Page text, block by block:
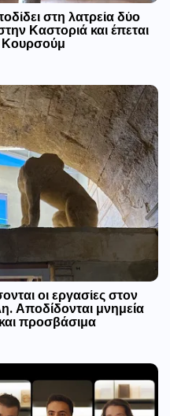
στη λατρεία δύο
Καστοριά και έπεται
Κουρσούμ
οι εργασίες στον
Αποδίδονται μνημεία
προσβάσιμα